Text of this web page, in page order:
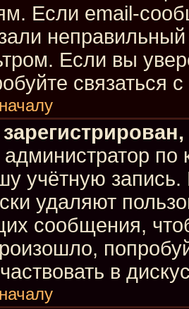
Если email-
Если вы
связаться
по
учётную
удаляют
сообщения,
в